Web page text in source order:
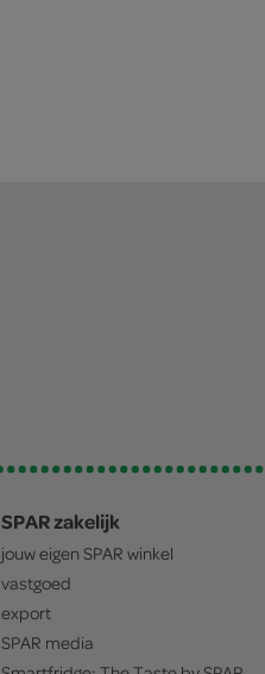
SPAR zakelijk
jouw eigen SPAR winkel
vastgoed
export
SPAR media